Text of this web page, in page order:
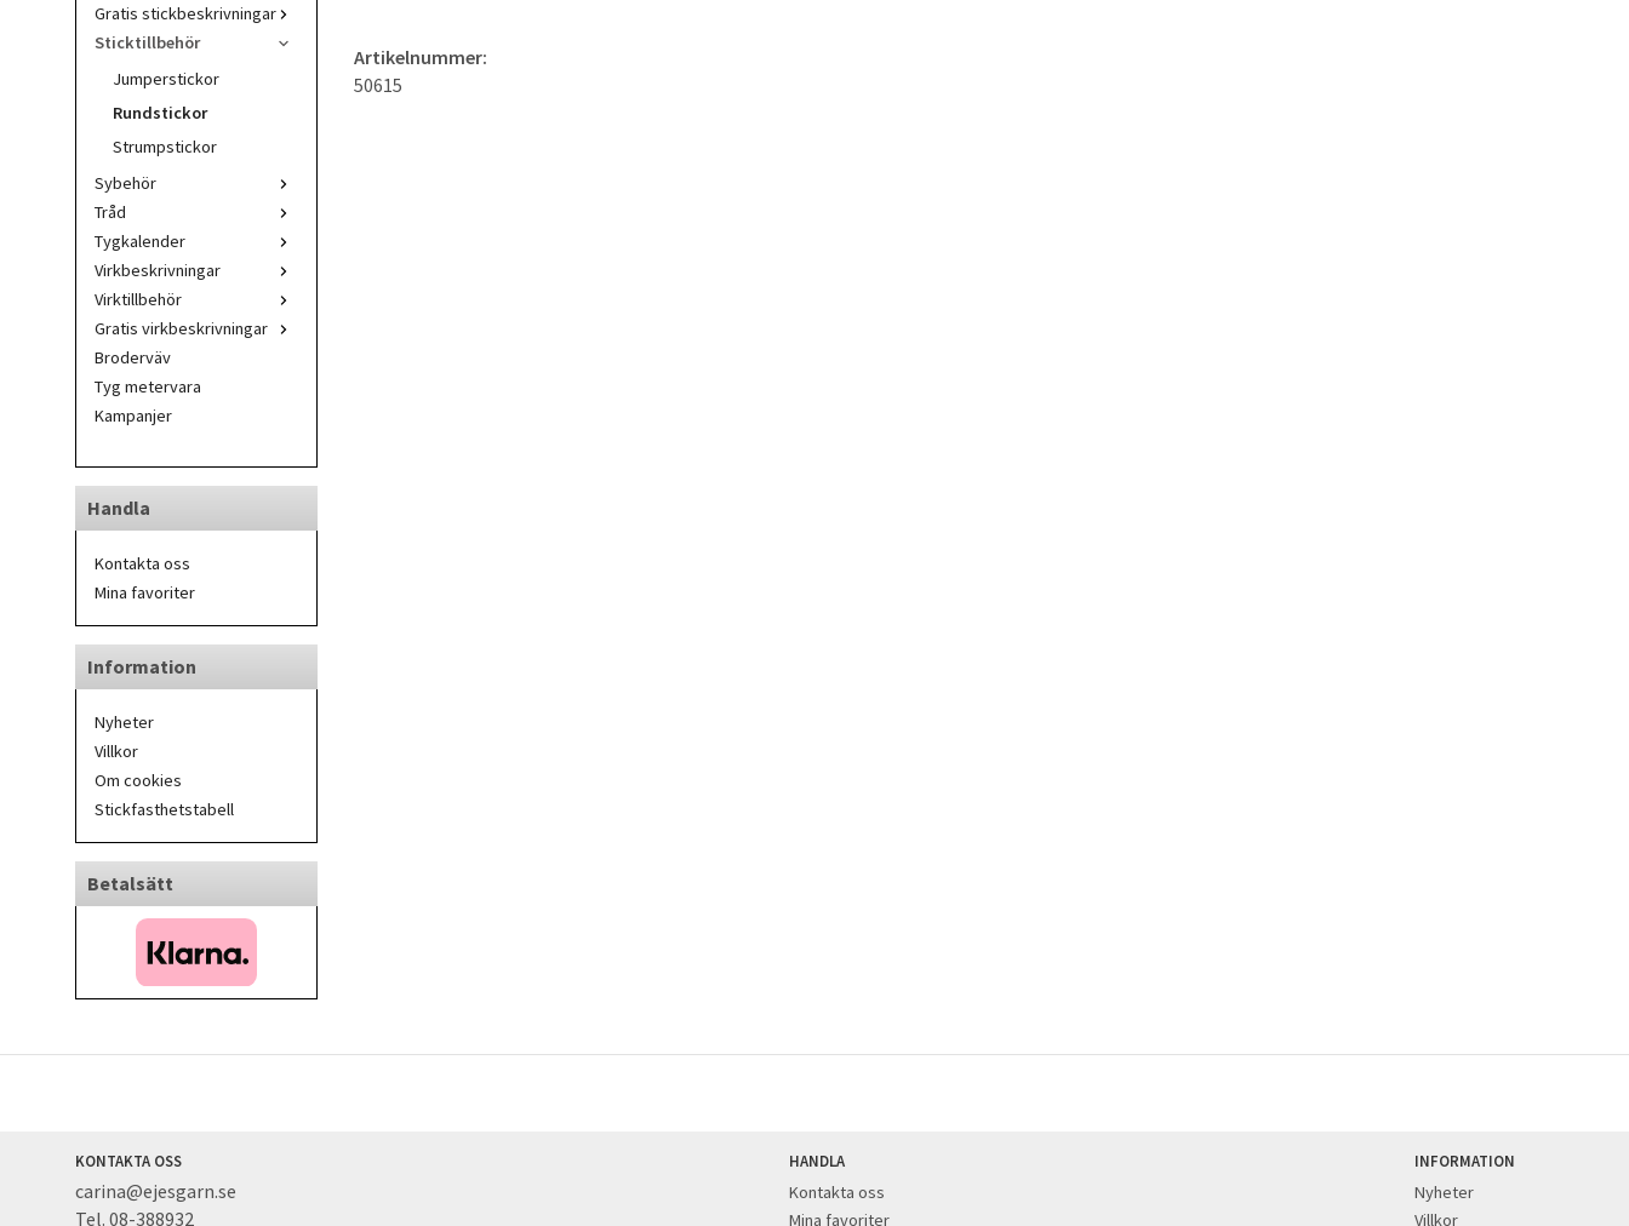
Gratis stickbeskrivningar
Sticktillbehör
Jumperstickor
Rundstickor
Strumpstickor
Sybehör
Tråd
Tygkalender
Virkbeskrivningar
Virktillbehör
Gratis virkbeskrivningar
Broderväv
Tyg metervara
Kampanjer
Handla
Kontakta oss
Mina favoriter
Information
Nyheter
Villkor
Om cookies
Stickfasthetstabell
Betalsätt
Artikelnummer:
50615
KONTAKTA OSS
carina@ejesgarn.se
Tel. 08-388932
HANDLA
Kontakta oss
Mina favoriter
INFORMATION
Nyheter
Villkor